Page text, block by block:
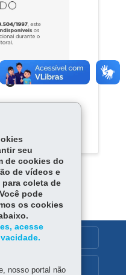
3
seu
de cookies do
de vídeos e
coleta de
pode
os cookies
acesse
nosso portal não